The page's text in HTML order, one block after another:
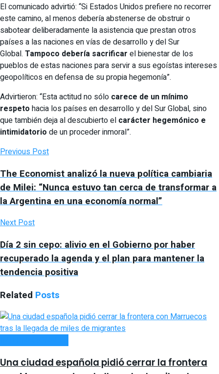
El comunicado advirtió: “Si Estados Unidos prefiere no recorrer
este camino, al menos debería abstenerse de obstruir o
sabotear deliberadamente la asistencia que prestan otros
países a las naciones en vías de desarrollo y del Sur
Global. Tampoco debería sacrificar el bienestar de los
pueblos de estas naciones para servir a sus egoístas intereses
geopolíticos en defensa de su propia hegemonía”.
Advirtieron: “Esta actitud no sólo carece de un mínimo
respeto hacia los países en desarrollo y del Sur Global, sino
que también deja al descubierto el carácter hegemónico e
intimidatorio de un proceder inmoral”.
Previous Post
The Economist analizó la nueva política cambiaria
de Milei: “Nunca estuvo tan cerca de transformar a
la Argentina en una economía normal”
Next Post
Día 2 sin cepo: alivio en el Gobierno por haber
recuperado la agenda y el plan para mantener la
tendencia positiva
Related Posts
Una ciudad española pidió cerrar la frontera